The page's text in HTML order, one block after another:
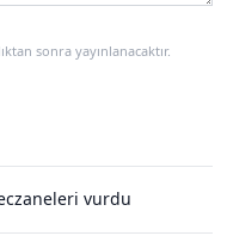
sonra yayınlanacaktır.
vurdu